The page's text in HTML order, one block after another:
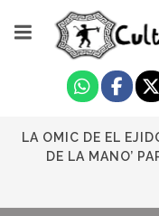
LA OMIC DE EL
DE LA MANO’